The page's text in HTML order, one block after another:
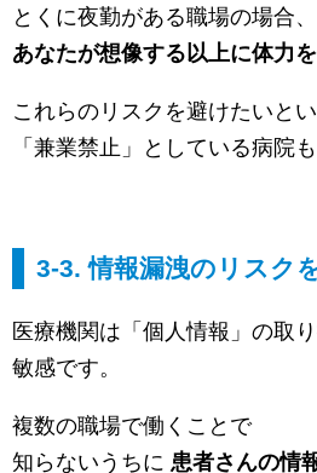
とくに夜勤がある職場の場合、
あなたが想像する以上に体力を
これらのリスクを避けたいとい
「兼業禁止」としている病院
3-3. 情報漏洩のリスク
医療機関は「個人情報」の取
敏感です。
複数の職場で働くことで
知らないうちに 患者さんの情